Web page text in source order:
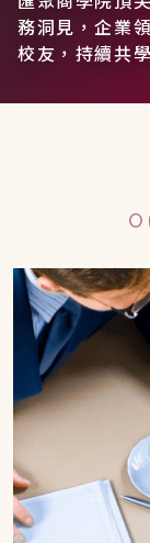
務洞見，企業
校友，持續共